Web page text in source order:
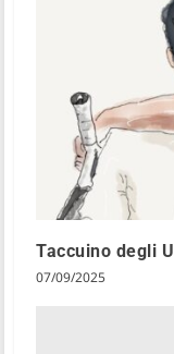
Taccuino degli
07/09/2025